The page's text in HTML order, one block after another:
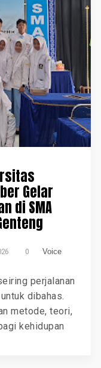
Gelar
di SMA
0 Voice
perjalanan
dibahas.
metode, teori,
kehidupan